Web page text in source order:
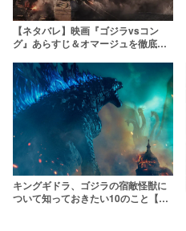
【ネタバレ】映画『ゴジラvsコン
グ』あらすじ＆オマージュを徹底解
キングギドラ、ゴジラの宿敵怪獣に
ついて知っておきたい10のこと【ハ